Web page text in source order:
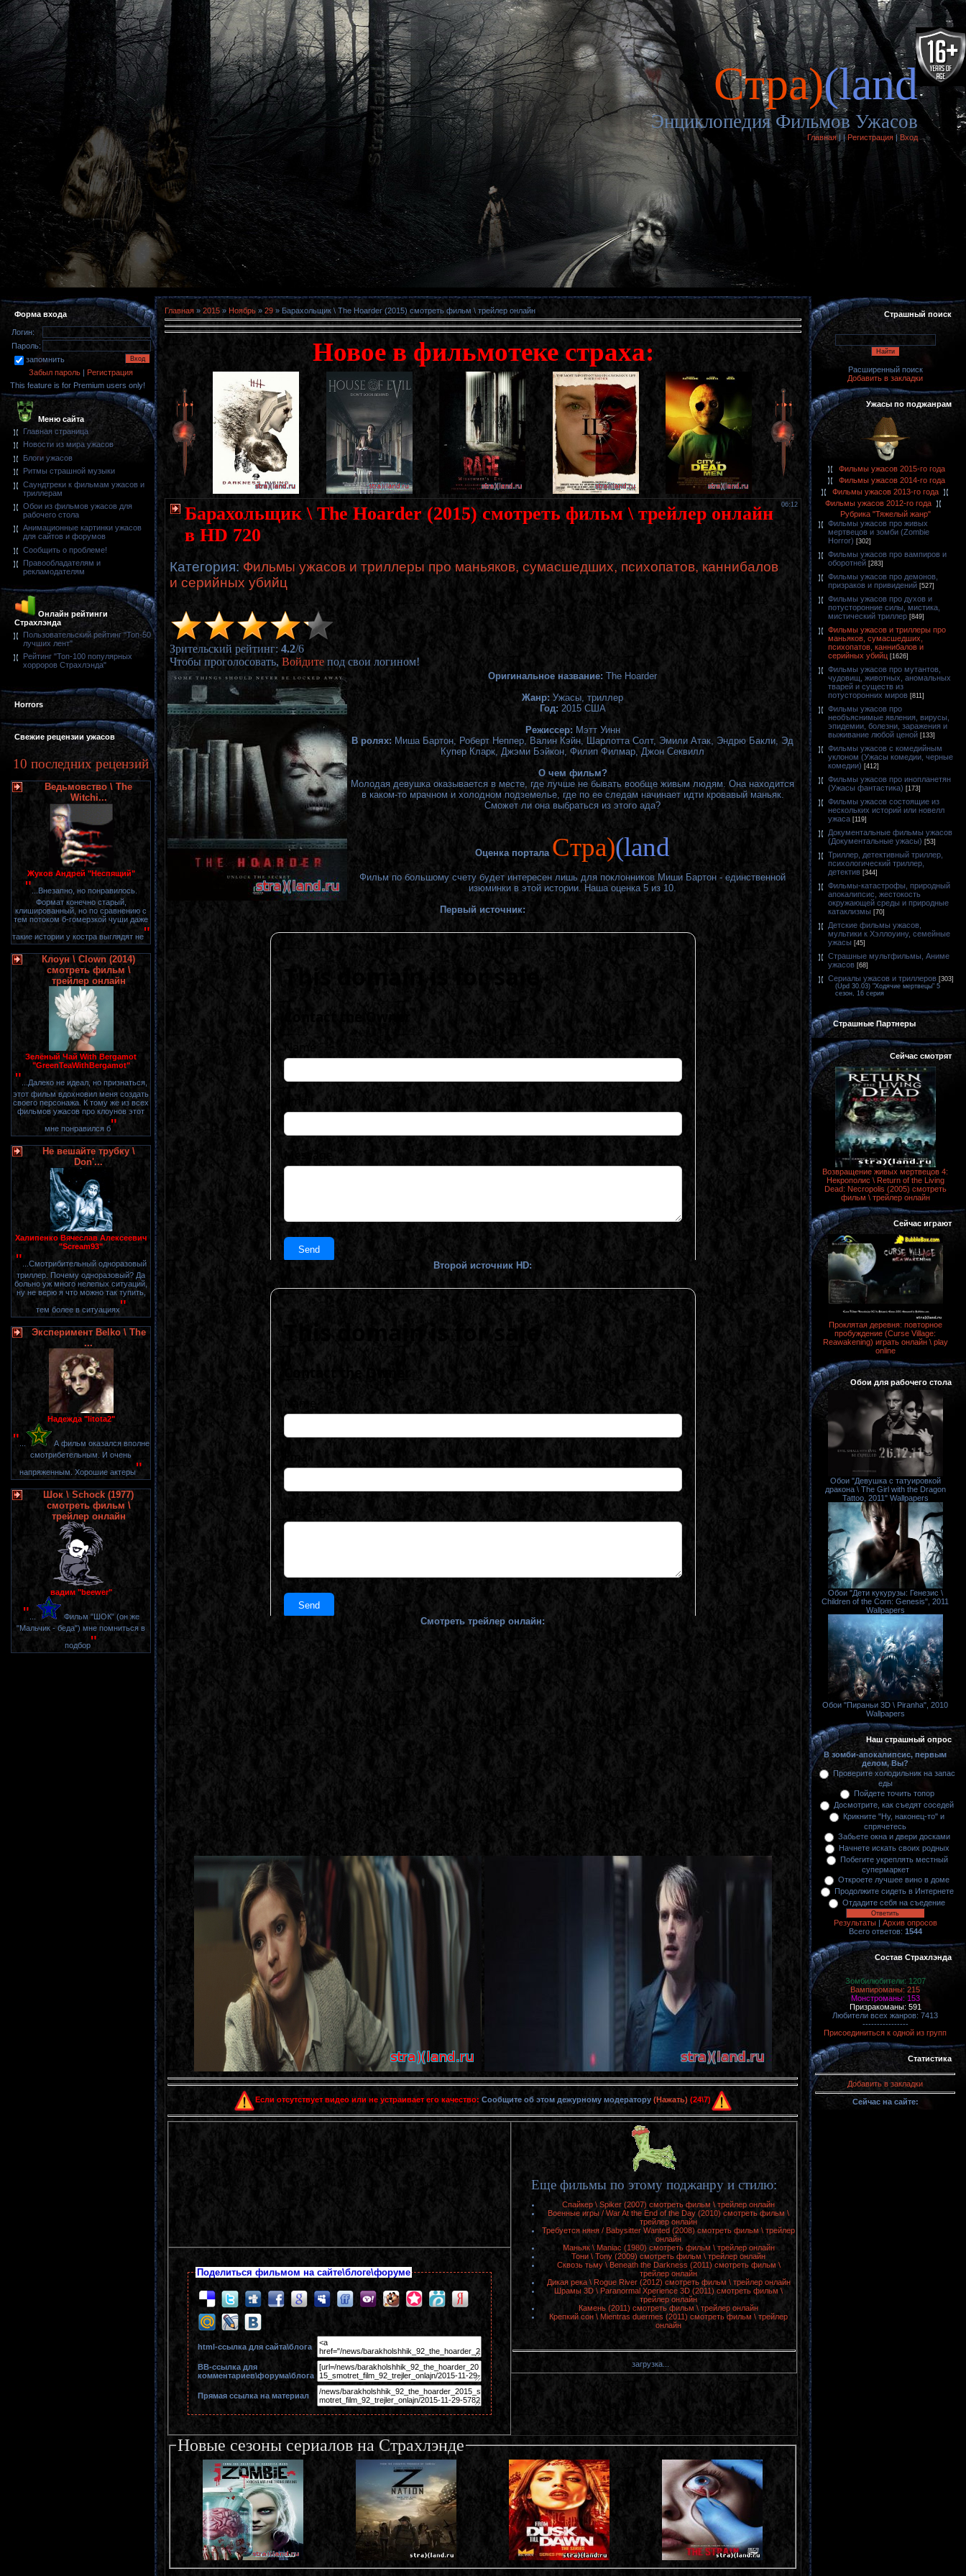
Cтра)(land
Энциклопедия Фильмов Ужасов
Главная| |Регистрация|Вход
Форма входа
Логин:
Пароль:
запомнить
Забыл пароль | Регистрация
This feature is for Premium users only!
Меню сайта
Главная страница
Новости из мира ужасов
Блоги ужасов
Ритмы страшной музыки
Саундтреки к фильмам ужасов и
триллерам
Обои из фильмов ужасов для
рабочего стола
Анимационные картинки ужасов
для сайтов и форумов
Сообщить о проблеме!
Правообладателям и
рекламодателям
Онлайн рейтинги
Страхлэнда
Пользовательский рейтинг "Топ-50
лучших лент"
Рейтинг "Топ-100 популярных
хорроров Страхлэнда"
Horrors
Свежие рецензии ужасов
10 последних рецензий
Ведьмовство \ The
Witchi...
Жуков Андрей "Неспящий"
" ...Внезапно, но понравилось.
Формат конечно старый,
клишированный, но по сравнению с
тем потоком б-гомерзкой чуши даже
такие истории у костра выглядят не"
Клоун \ Clown (2014)
смотреть фильм \
трейлер онлайн
Зелёный Чай With Bergamot
"GreenTeaWithBergamot"
" ...Далеко не идеал, но признаться,
этот фильм вдохновил меня создать
своего персонажа. К тому же из всех
фильмов ужасов про клоунов этот
мне понравился б"
Не вешайте трубку \
Don'...
Халипенко Вячеслав Алексеевич
"Scream93"
" ...Смотрибительный одноразовый
триллер. Почему одноразовый? Да
больно уж много нелепых ситуаций,
ну не верю я что можно так тупить,
тем более в ситуациях"
Эксперимент Belko \ The
...
Надежда "litota2"
"
А фильм оказался вполне
смотрибетельным. И очень
напряженным. Хорошие актеры"
Шок \ Schock (1977)
смотреть фильм \
трейлер онлайн
вадим "beewer"
"
Фильм "ШОК" (он же
"Мальчик - беда") мне помниться в
подбор"
Главная » 2015 » Ноябрь » 29 » Барахольщик \ The Hoarder (2015) смотреть фильм \ трейлер онлайн
Новое в фильмотеке страха:
06:12
Барахольщик \ The Hoarder (2015) смотреть фильм \ трейлер онлайн
в HD 720
Категория: Фильмы ужасов и триллеры про маньяков, сумасшедших, психопатов, каннибалов
и серийных убийц
Зрительский рейтинг: 4.2/6
Чтобы проголосовать, Войдите под свои логином!
Оригинальное название: The Hoarder
Жанр: Ужасы, триллер
Год: 2015 США
Режиссер: Мэтт Уинн
В ролях: Миша Бартон, Роберт Неппер, Валин Кэйн, Шарлотта Солт, Эмили Атак, Эндрю Бакли, Эд
Купер Кларк, Джэми Бэйкон, Филип Филмар, Джон Секвилл
О чем фильм?
Молодая девушка оказывается в месте, где лучше не бывать вообще живым людям. Она находится
в каком-то мрачном и холодном подземелье, где по ее следам начинает идти кровавый маньяк.
Сможет ли она выбраться из этого ада?
Оценка портала Cтра)(land
Фильм по большому счету будет интересен лишь для поклонников Миши Бартон - единственной
изюминки в этой истории. Наша оценка 5 из 10.
Первый источник:
Второй источник HD:
Смотреть трейлер онлайн:
Если отсутствует видео или не устраивает его качество: Сообщите об этом дежурному модератору (Нажать) (24\7)
Еще фильмы по этому поджанру и стилю:
Спайкер \ Spiker (2007) смотреть фильм \ трейлер онлайн
Военные игры / War At the End of the Day (2010) смотреть фильм \
трейлер онлайн
Требуется няня / Babysitter Wanted (2008) смотреть фильм \ трейлер
онлайн
Маньяк \ Maniac (1980) смотреть фильм \ трейлер онлайн
Тони \ Tony (2009) смотреть фильм \ трейлер онлайн
Сквозь тьму \ Beneath the Darkness (2011) смотреть фильм \
трейлер онлайн
Дикая река \ Rogue River (2012) смотреть фильм \ трейлер онлайн
Шрамы 3D \ Paranormal Xperience 3D (2011) смотреть фильм \
трейлер онлайн
Камень (2011) смотреть фильм \ трейлер онлайн
Крепкий сон \ Mientras duermes (2011) смотреть фильм \ трейлер
онлайн
загрузка...
Поделиться фильмом на сайте\блоге\форуме
html-cсылка для сайта\блога
BB-cсылка для
комментариев\форума\блога
Прямая ссылка на материал
Новые сезоны сериалов на Страхлэнде
Страшный поиск
Расширенный поиск
Добавить в закладки
Ужасы по поджанрам
Фильмы ужасов 2015-го года
Фильмы ужасов 2014-го года
Фильмы ужасов 2013-го года
Фильмы ужасов 2012-го года
Рубрика "Тяжелый жанр"
Фильмы ужасов про живых
мертвецов и зомби (Zombie
Horror) [302]
Фильмы ужасов про вампиров и
оборотней [283]
Фильмы ужасов про демонов,
призраков и привидений [527]
Фильмы ужасов про духов и
потусторонние силы, мистика,
мистический триллер [849]
Фильмы ужасов и триллеры про
маньяков, сумасшедших,
психопатов, каннибалов и
серийных убийц [1626]
Фильмы ужасов про мутантов,
чудовищ, животных, аномальных
тварей и существ из
потусторонних миров [811]
Фильмы ужасов про
необъяснимые явления, вирусы,
эпидемии, болезни, заражения и
выживание любой ценой [133]
Фильмы ужасов с комедийным
уклоном (Ужасы комедии, черные
комедии) [412]
Фильмы ужасов про инопланетян
(Ужасы фантастика) [173]
Фильмы ужасов состоящие из
нескольких историй или новелл
ужаса [119]
Документальные фильмы ужасов
(Документальные ужасы) [53]
Триллер, детективный триллер,
психологический триллер,
детектив [344]
Фильмы-катастрофы, природный
апокалипсис, жестокость
окружающей среды и природные
катаклизмы [70]
Детские фильмы ужасов,
мультики к Хэллоуину, семейные
ужасы [45]
Страшные мультфильмы, Аниме
ужасов [68]
Сериалы ужасов и триллеров [303]
(Upd 30.03) "Ходячие мертвецы" 5
сезон, 16 серия
Страшные Партнеры
Сейчас смотрят
Возвращение живых мертвецов 4:
Некрополис \ Return of the Living
Dead: Necropolis (2005) смотреть
фильм \ трейлер онлайн
Сейчас играют
Проклятая деревня: повторное
пробуждение (Curse Village:
Reawakening) играть онлайн \ play
online
Обои для рабочего стола
Обои "Девушка с татуировкой
дракона \ The Girl with the Dragon
Tattoo, 2011" Wallpapers
Обои "Дети кукурузы: Генезис \
Children of the Corn: Genesis", 2011
Wallpapers
Обои "Пираньи 3D \ Piranha", 2010
Wallpapers
Наш страшный опрос
В зомби-апокалипсис, первым
делом, Вы?
Проверите холодильник на запас
еды
Пойдете точить топор
Досмотрите, как съедят соседей
Крикните "Ну, наконец-то" и
спрячетесь
Забьете окна и двери досками
Начнете искать своих родных
Побегите укреплять местный
супермаркет
Откроете лучшее вино в доме
Продолжите сидеть в Интернете
Отдадите себя на съедение
Результаты| Архив опросов
Всего ответов: 1544
Состав Страхлэнда
Зомбилюбители: 1207
Вампироманы: 215
Монстроманы: 153
Призракоманы: 591
Любители всех жанров: 7413
----------------
Присоединиться к одной из групп
Статистика
Добавить в закладки
Сейчас на сайте: